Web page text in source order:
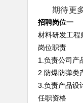
期待更
招聘岗位一
材料研发工程
岗位职责
1.负责公司产
2.防爆防弹类
3.负责产品设
任职资格